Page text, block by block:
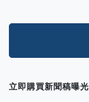
立即購買新聞稿曝光